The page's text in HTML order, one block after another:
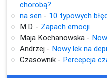
chorobą?
na sen - 10 typowych
M.D. - Zapach emocji
Maja Kochanowska -
Andrzej - Nowy lek na
Czasownik - Percepcja